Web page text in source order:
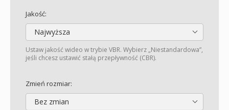
Jakość:
Najwyższa
Ustaw jakość wideo w trybie VBR. Wybierz „Niestandardowa”,
jeśli chcesz ustawić stałą przepływność (CBR).
Zmień rozmiar:
Bez zmian